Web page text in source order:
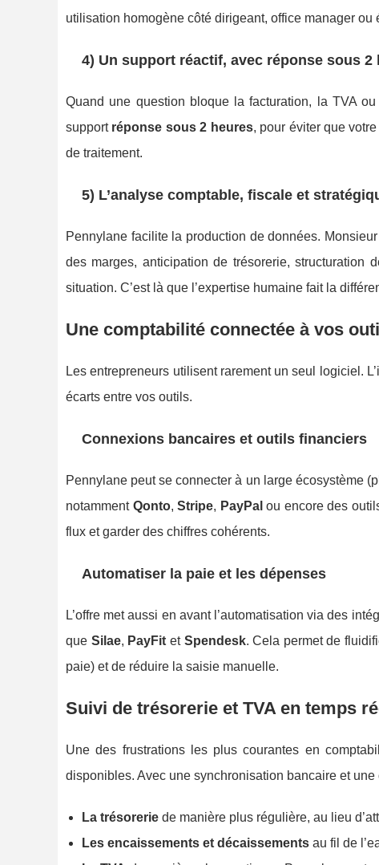
utilisation homogène côté dirigeant, office manager ou
4) Un support réactif, avec réponse sous 2
Quand une question bloque la facturation, la TVA
support réponse sous 2 heures, pour éviter que
de traitement.
5) L’analyse comptable, fiscale et
Pennylane facilite la production de données.
des marges, anticipation de trésorerie, structuration
situation. C’est là que l’expertise humaine fait la
Une comptabilité connectée à vos
Les entrepreneurs utilisent rarement un seul logiciel.
écarts entre vos outils.
Connexions bancaires et outils financiers
Pennylane peut se connecter à un large écosystème
notamment Qonto,Stripe, PayPal ou encore des
flux et garder des chiffres cohérents.
Automatiser la paie et les dépenses
L’offre met aussi en avant l’automatisation via des
que Silae, PayFit et Spendesk. Cela permet de
paie) et de réduire la saisie manuelle.
Suivi de trésorerie et TVA en temps
Une des frustrations les plus courantes en
disponibles. Avec une synchronisation bancaire et
La trésorerie de manière plus régulière, au lieu
Les encaissements et décaissements au fil de